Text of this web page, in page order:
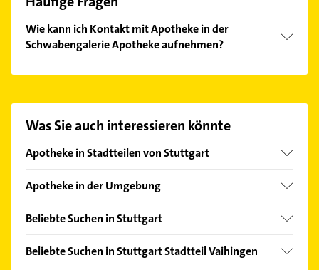
Wie kann ich Kontakt mit Apotheke in der
Schwabengalerie Apotheke aufnehmen?
auswählen. Hier finden Sie alleKontaktdaten
Was Sie auch interessieren könnte
Apotheke in Stadtteilen von Stuttgart
Bad Cannstatt
Feuerbach
Heumaden
Apotheke in der Umgebung
Leinfelden-Echterdingen
Gerlingen
Beliebte Suchen in Stuttgart
Elektroinstallation
Beliebte Suchen in Stuttgart Stadtteil Vaihingen